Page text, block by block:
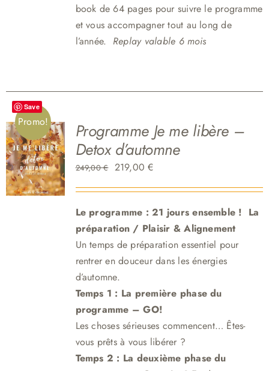
book de 64 pages pour suivre le programme
et vous accompagner tout au long de
l’année. Replay valable 6 mois
Save
Promo!
Programme Je me libère –
Detox d’automne
249,00€
Le
était :
249,00 €.
219,00€Le
est :
219,00 €.
Le programme : 21 jours ensemble ! La
préparation / Plaisir & Alignement
Un temps de préparation essentiel pour
rentrer en douceur dans les énergies
d’automne.
Temps 1 : La première phase du
programme – GO!
Les choses sérieuses commencent… Êtes-
vous prêts à vous libérer ?
Temps 2 : La deuxième phase du